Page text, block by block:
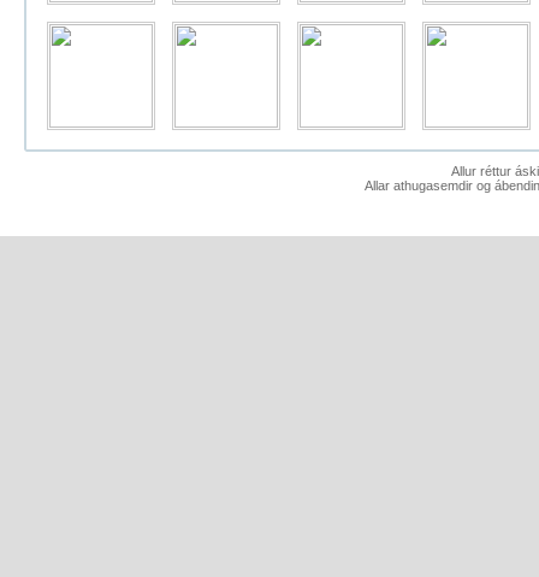
Allur réttur
Allar athugasemdir og